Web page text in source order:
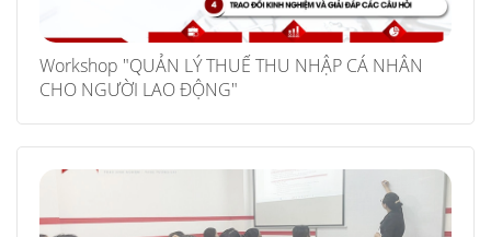
Workshop "QUẢN LÝ THUẾ THU NHẬP CÁ NHÂN
CHO NGƯỜI LAO ĐỘNG"